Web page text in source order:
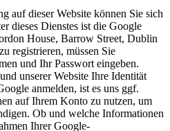
auf dieser Website können Sie sich
dieses Dienstes ist die Google
House, Barrow Street, Dublin
registrieren, müssen Sie
und Ihr Passwort eingeben.
unserer Website Ihre Identität
anmelden, ist es uns ggf.
auf Ihrem Konto zu nutzen, um
Ob und welche Informationen
Ihrer Google-